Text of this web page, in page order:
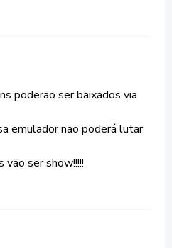
poderão ser baixados via
emulador não poderá lutar
ser show!!!!!